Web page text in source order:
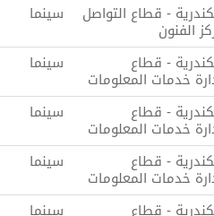
- قطاع التواصل
الفنون
سينما
- قطاع
خدمات المعلومات
سينما
- قطاع
خدمات المعلومات
سينما
- قطاع
خدمات المعلومات
سينما
- قطاع سينما